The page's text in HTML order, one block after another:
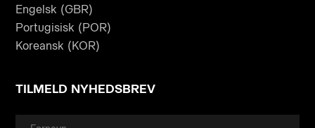
Engelsk (GBR)
Portugisisk (POR)
Koreansk (KOR)
TILMELD NYHEDSBREV